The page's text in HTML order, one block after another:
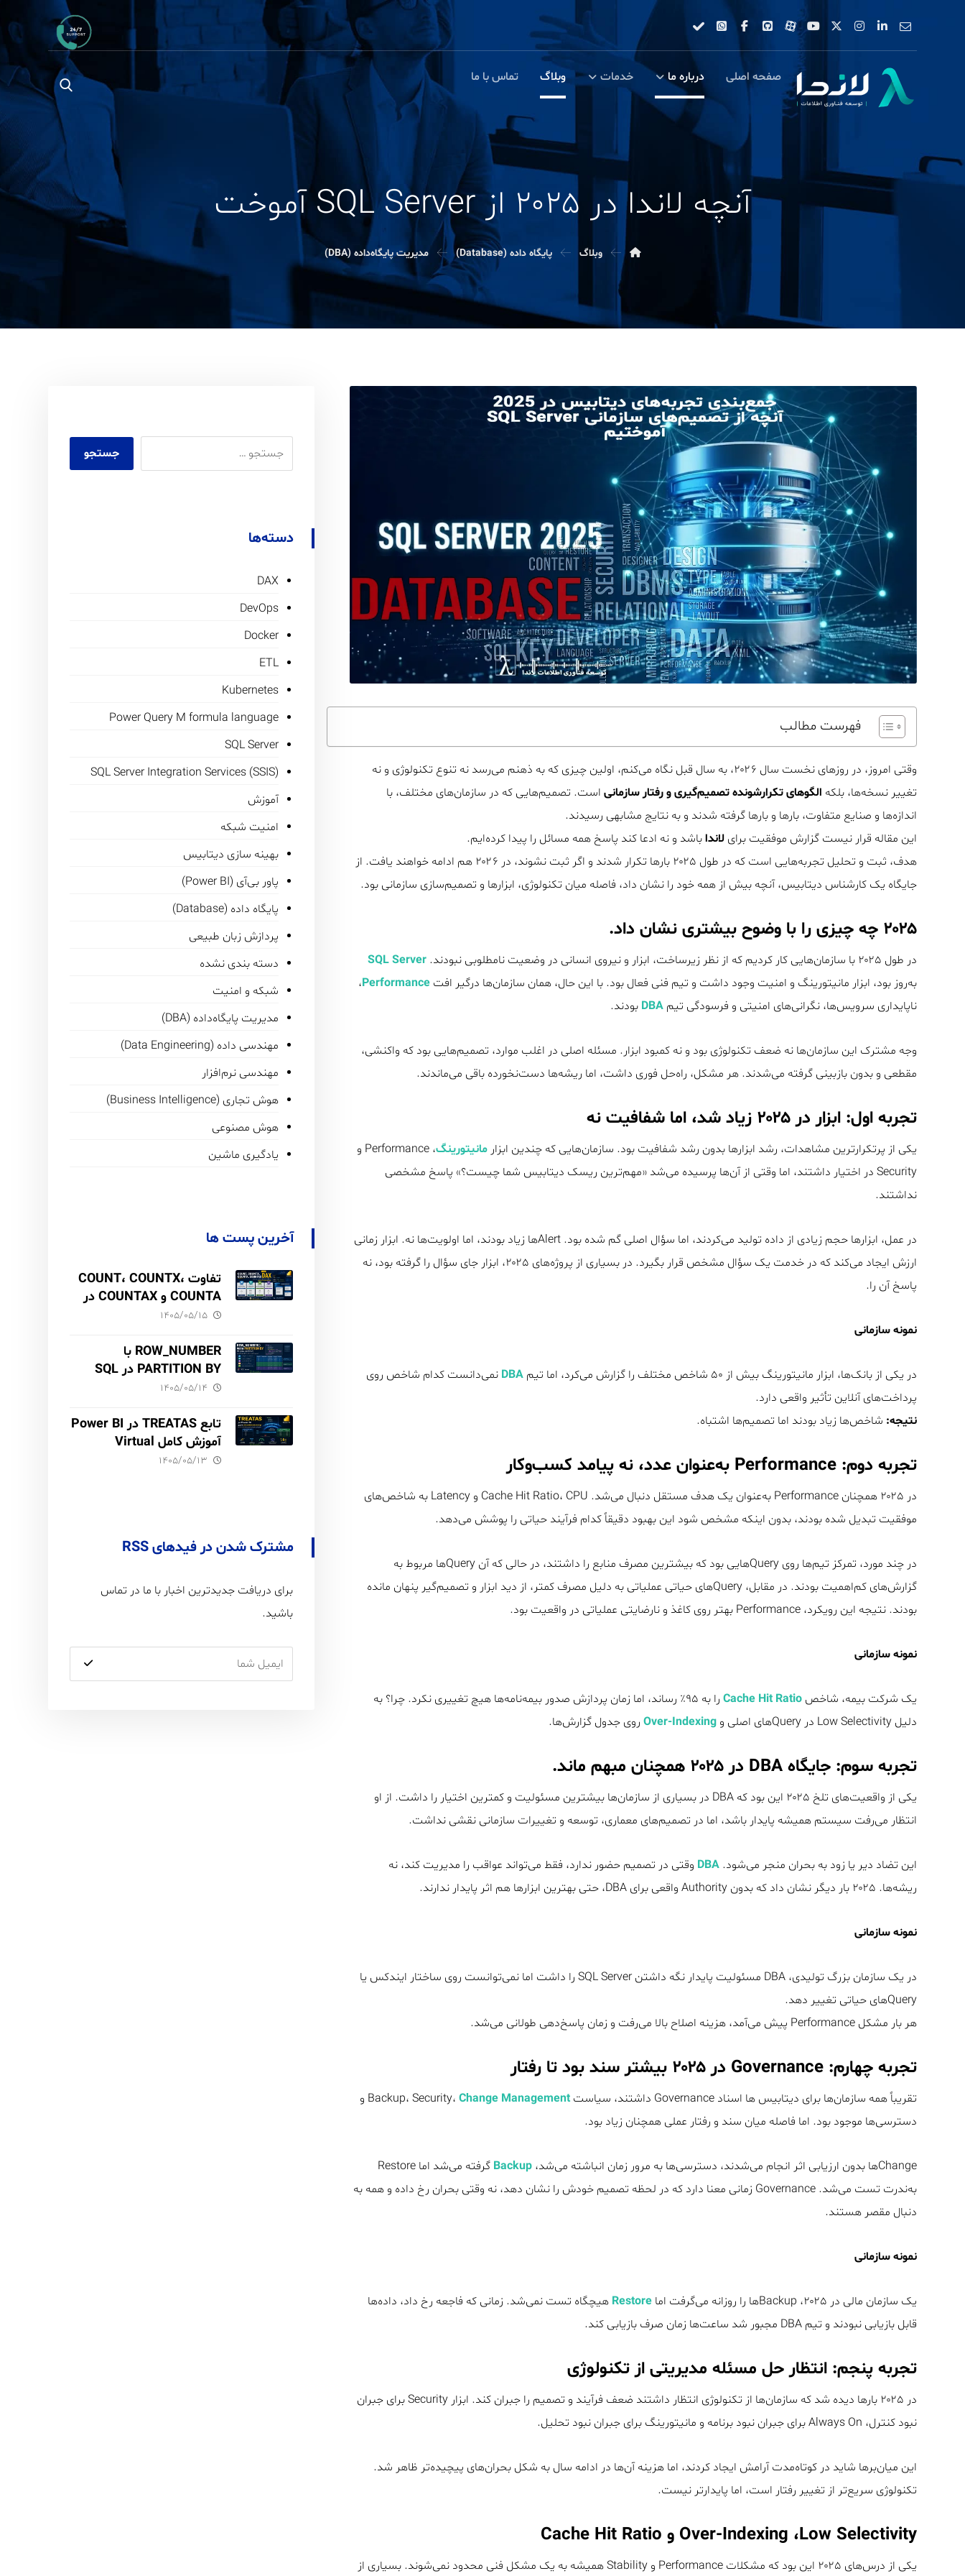
صفحه اصلی درباره ما خدمات وبلاگ تماس با ما
آنچه لاندا در ۲۰۲۵ از SQL Server آموخت
وبلاگ پایگاه داده (Database) مدیریت پایگاه‌داده (DBA)
فهرست مطالب
وقتی امروز، در روزهای نخست سال ۲۰۲۶، به سال قبل نگاه می‌کنم، اولین چیزی که به ذهنم می‌رسد نه تنوع تکنولوژی و نه
تغییر نسخه‌ها، بلکه الگوهای تکرارشونده تصمیم‌گیری و رفتار سازمانی است. تصمیم‌هایی که در سازمان‌های مختلف، با
اندازه‌ها و صنایع متفاوت، بارها و بارها گرفته شدند و به نتایج مشابهی رسیدند.
این مقاله قرار نیست گزارش موفقیت برایلانداباشد و نه ادعا کند پاسخ همه مسائل را پیدا کرده‌ایم.
هدف، ثبت و تحلیل تجربه‌هایی است که در طول ۲۰۲۵ بارها تکرار شدند و اگر ثبت نشوند، در ۲۰۲۶ هم ادامه خواهند یافت. از
جایگاه یک کارشناس دیتابیس، آنچه بیش از همه خود را نشان داد، فاصله میان تکنولوژی، ابزارها و تصمیم‌سازی سازمانی بود.
۲۰۲۵ چه چیزی ر‎ا با وضوح بیشتری نشان داد.
در طول ۲۰۲۵ با سازمان‌هایی کار کردیم که از نظر زیرساخت، ابزار و نیروی انسانی در وضعیت نامطلوبی نبودند.
SQL Server
به‌روز بود، ابزار مانیتورینگ و امنیت وجود داشت و تیم فنی فعال بود. با این حال، همان سازمان‌ها درگیر افتPerformance،
ناپایداری سرویس‌ها، نگرانی‌های امنیتی و فرسودگی تیمDBA بودند.
وجه مشترک این سازمان‌ها نه ضعف تکنولوژی بود و نه کمبود ابزار. مسئله اصلی در اغلب موارد، تصمیم‌هایی بود که واکنشی،
مقطعی و بدون بازبینی گرفته می‌شدند. هر مشکل، راه‌حل فوری داشت، اما ریشه‌ها دست‌نخورده باقی می‌ماندند.
تجربه اول: ابزار در ۲۰۲۵ زیاد شد، اما شفافیت نه
یکی از پرتکرارترین مشاهدات، رشد ابزارها بدون رشد شفافیت بود. سازمان‌هایی که چندین ابزارمانیتورینگ
، Performance و
Security در اختیار داشتند، اما وقتی از آن‌ها پرسیده می‌شد «مهم‌ترین ریسک دیتابیس شما چیست؟» پاسخ مشخصی
نداشتند.
در عمل، ابزارها حجم زیادی از داده تولید می‌کردند، اما سؤال اصلی گم شده بود. Alertها زیاد بودند، اما اولویت‌ها نه. ابزار زمانی
ارزش ایجاد می‌کند که در خدمت یک سؤال مشخص قرار بگیرد. در بسیاری از پروژه‌های ۲۰۲۵، ابزار جای سؤال را گرفته بود، نه
پاسخ آن را.
نمونه سازمانی
در یکی از بانک‌ها، ابزار مانیتورینگ بیش از ۵۰ شاخص مختلف را گزارش می‌کرد، اما تیم DBA نمی‌دانست کدام شاخص روی
پرداخت‌های آنلاین تأثیر واقعی دارد.
نتیجه: شاخص‌ها زیاد بودند اما تصمیم‌ها اشتباه.
تجربه دوم: Performance به‌عنوان عدد، نه پیامد کسب‌وکار
در ۲۰۲۵ همچنان Performance به‌عنوان یک هدف مستقل دنبال می‌شد. Cache Hit Ratio، CPU و Latency به شاخص‌های
موفقیت تبدیل شده بودند، بدون اینکه مشخص شود این بهبود دقیقاً کدام فرآیند حیاتی را پوشش می‌دهد.
در چند مورد، تمرکز تیم‌ها روی Queryهایی بود که بیشترین مصرف منابع را داشتند، در حالی که آن Queryها مربوط به
گزارش‌های کم‌اهمیت بودند. در مقابل، Queryهای حیاتی عملیاتی به دلیل مصرف کمتر، از دید ابزار و تصمیم‌گیر پنهان مانده
بودند. نتیجه این رویکرد، Performance بهتر روی کاغذ و نارضایتی عملیاتی در واقعیت بود.
نمونه سازمانی
یک شرکت بیمه، شاخصCache Hit Ratio
را به ۹۵٪ رساند، اما زمان پردازش صدور بیمه‌نامه‌ها هیچ تغییری نکرد. چرا؟ به
دلیل Low Selectivity در Queryهای اصلی و
Over-Indexing روی جدول گزارش‌ها.
تجربه سوم: جایگاه DBA در ۲۰۲۵ همچنان مبهم ماند.
یکی از واقعیت‌های تلخ ۲۰۲۵ این بود که DBA در بسیاری از سازمان‌ها بیشترین مسئولیت و کمترین اختیار را داشت. از او
انتظار می‌رفت سیستم همیشه پایدار باشد، اما در تصمیم‌های معماری، توسعه و تغییرات سازمانی نقشی نداشت.
این تضاد دیر یا زود به بحران منجر می‌شود.DBA وقتی در تصمیم حضور ندارد، فقط می‌تواند عواقب را مدیریت کند، نه
ریشه‌ها. ۲۰۲۵ بار دیگر نشان داد که بدون Authority واقعی برای DBA، حتی بهترین ابزارها هم اثر پایدار ندارند.
نمونه سازمانی
در یک سازمان بزرگ تولیدی، DBA مسئولیت پایدار نگه داشتن SQL Server را داشت اما نمی‌توانست روی ساختار ایندکس یا
Queryهای حیاتی تغییر دهد.
هر بار مشکل Performance پیش می‌آمد، هزینه اصلاح بالا می‌رفت و زمان پاسخ‌دهی طولانی می‌شد.
تجربه چهارم: Governance در ۲۰۲۵ بیشتر سند بود تا رفتار
تقریباً همه سازمان‌ها برای دیتابیس ها اسناد Governance داشتند، سیاست Backup، Security، Change Management
و
دسترسی‌ها موجود بود. اما فاصله میان سند و رفتار عملی همچنان زیاد بود.
Changeها بدون ارزیابی اثر انجام می‌شدند، دسترسی‌ها به مرور زمان انباشته می‌شد، Backup
گرفته می‌شد اما Restore
به‌ندرت تست می‌شد. Governance زمانی معنا دارد که در لحظه تصمیم خودش را نشان دهد، نه وقتی بحران رخ داده و همه به
دنبال مقصر هستند.
نمونه سازمانی
یک سازمان مالی در ۲۰۲۵، Backupها را روزانه می‌گرفت اما Restore هیچگاه تست نمی‌شد. زمانی که فاجعه رخ داد، داده‌ها
قابل بازیابی نبودند و تیم DBA مجبور شد ساعت‌ها زمان صرف بازیابی کند.
تجربه پنجم: انتظار حل مسئله مدیریتی از تکنولوژی
در ۲۰۲۵ بارها دیده شد که سازمان‌ها از تکنولوژی انتظار داشتند ضعف فرآیند و تصمیم را جبران کند. ابزار Security برای جبران
نبود کنترل، Always On برای جبران نبود برنامه و مانیتورینگ برای جبران نبود تحلیل.
این میان‌برها شاید در کوتاه‌مدت آرامش ایجاد کردند، اما هزینه آن‌ها در ادامه سال به شکل بحران‌های پیچیده‌تر ظاهر شد.
تکنولوژی سریع‌تر از تغییر رفتار است، اما پایدارتر نیست.
Over-Indexing ،Low Selectivity و Cache Hit Ratio
یکی از درس‌های ۲۰۲۵ این بود که مشکلات Performance و Stability همیشه به یک مشکل فنی محدود نمی‌شوند. بسیاری از
دسته‌ها
DAX
DevOps
Docker
ETL
Kubernetes
Power Query M formula language
SQL Server
SQL Server Integration Services (SSIS)
آموزش
امنیت شبکه
بهینه سازی دیتابیس
پاور بی‌آی (Power BI)
پایگاه داده (Database)
پردازش زبان طبیعی
دسته بندی نشده
شبکه و امنیت
مدیریت پایگاه‌داده (DBA)
مهندسی داده (Data Engineering)
مهندسی نرم‌افزار
هوش تجاری (Business Intelligence)
هوش مصنوعی
یادگیری ماشین
آخرین پست ها
تفاوت COUNT، COUNTX،
COUNTA و COUNTAX در
DAX۱۴۰۵/۰۵/۱۵
ROW_NUMBER با
PARTITION BY در SQL
Server آموزش کامل با مثال۱۴۰۵/۰۵/۱۴
تابع TREATAS در Power BI
آموزش کامل Virtual
Relationship،
۱۴۰۵/۰۵/۱۳
مشترک شدن در فیدهای RSS
برای دریافت جدیدترین اخبار با ما در تماس
باشید.